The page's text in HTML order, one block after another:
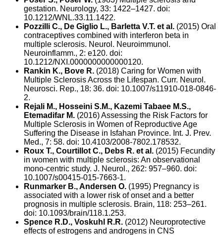
gestation. Neurology, 33: 1422–1427. doi:
10.1212/WNL.33.11.1422.
Pozzilli C., De Giglio L., Barletta V.T. et al. (2015) Oral
contraceptives combined with interferon beta in
multiple sclerosis. Neurol. Neuroimmunol.
Neuroinflamm., 2: e120. doi:
10.1212/NXI.0000000000000120.
Rankin K., Bove R. (2018) Caring for Women with
Multiple Sclerosis Across the Lifespan. Curr. Neurol.
Neurosci. Rep., 18: 36. doi: 10.1007/s11910-018-0846-
2.
Rejali M., Hosseini S.M., Kazemi Tabaee M.S.,
Etemadifar M. (2016) Assessing the Risk Factors for
Multiple Sclerosis in Women of Reproductive Age
Suffering the Disease in Isfahan Province. Int. J. Prev.
Med., 7: 58. doi: 10.4103/2008-7802.178532.
Roux T., Courtillot C., Debs R. et al. (2015) Fecundity
in women with multiple sclerosis: An observational
mono-centric study. J. Neurol., 262: 957–960. doi:
10.1007/s00415-015-7663-1.
Runmarker B., Andersen O. (1995) Pregnancy is
associated with a lower risk of onset and a better
prognosis in multiple sclerosis. Brain, 118: 253–261.
doi: 10.1093/brain/118.1.253.
Spence R.D., Voskuhl R.R. (2012) Neuroprotective
effects of estrogens and androgens in CNS